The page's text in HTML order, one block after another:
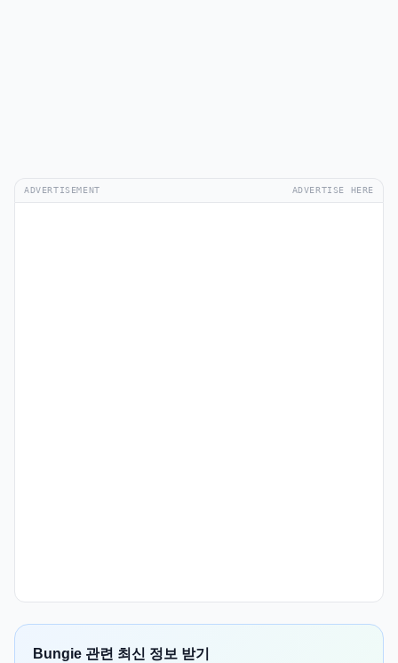
ADVERTISEMENT ADVERTISE HERE
Bungie 관련 최신 정보 받기